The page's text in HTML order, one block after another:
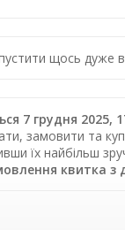
щось
7 грудня 2025,
замовити та
їх найбільш
квитка з